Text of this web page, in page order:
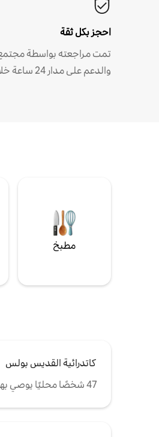
احجز بكل ثقة
تمت مراجعته بواسطة
والدعم على مدار 24 ساعة خلال إقامتك الطويلة.
مطبخ
كاتدرائية القديس بولس
47 شخصًا محليًا يوصي بهذا